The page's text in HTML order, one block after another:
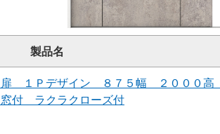
製品名
１Ｐデザイン ８７５幅 ２０００高
付 ラクラクローズ付